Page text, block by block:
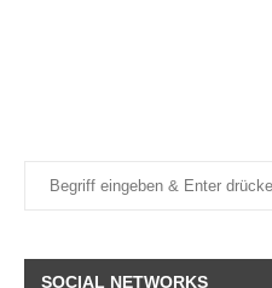
SOCIAL NETWORKS